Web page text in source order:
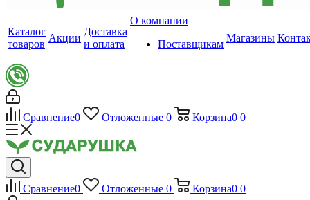
Каталог
товаров
Акции
Доставка
и оплата
О компании
Поставщикам
Магазины
Сравнение0 Отложенные 0 Корзина0 0
Сравнение0 Отложенные 0 Корзина0 0